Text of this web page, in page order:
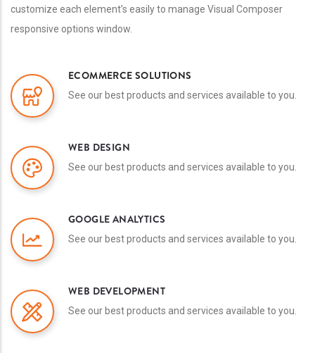
customize each element’s easily to manage Visual Composer
responsive options window.
ECOMMERCE SOLUTIONS
See our best products and services available to you.
WEB DESIGN
See our best products and services available to you.
GOOGLE ANALYTICS
See our best products and services available to you.
WEB DEVELOPMENT
See our best products and services available to you.